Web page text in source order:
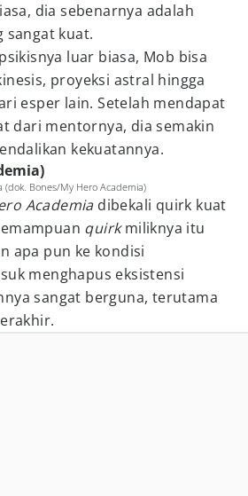
dia sebenarnya adalah
sangat kuat.
luar biasa, Mob bisa
proyeksi astral hingga
esper lain. Setelah mendapat
dari mentornya, dia semakin
kekuatannya.
(dok. Bones/My Hero Academia)
Academiadibekali quirk kuat
quirkmiliknya itu
apa pun ke kondisi
menghapus eksistensi
sangat berguna, terutama